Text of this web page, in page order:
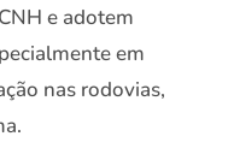
e adotem
em
nas rodovias,